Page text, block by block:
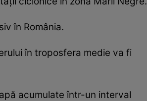
în România.
în troposfera medie va fi
acumulate într-un interval